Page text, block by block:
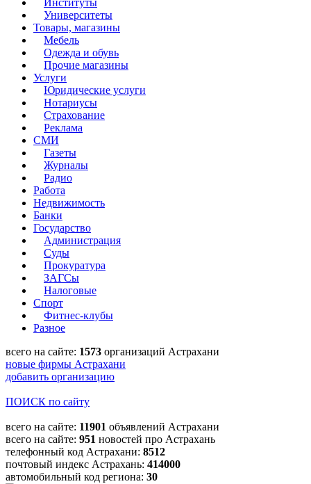
Институты
Университеты
Товары, магазины
Мебель
Одежда и обувь
Прочие магазины
Услуги
Юридические услуги
Нотариусы
Страхование
Реклама
СМИ
Газеты
Журналы
Радио
Работа
Недвижимость
Банки
Государство
Администрация
Суды
Прокуратура
ЗАГСы
Налоговые
Спорт
Фитнес-клубы
Разное
всего на сайте: 1573 организаций Астрахани
новые фирмы Астрахани
добавить организацию
ПОИСК по сайту
всего на сайте: 11901 объявлений Астрахани
всего на сайте: 951 новостей про Астрахань
телефонный код Астрахани: 8512
почтовый индекс Астрахань: 414000
автомобильный код региона: 30